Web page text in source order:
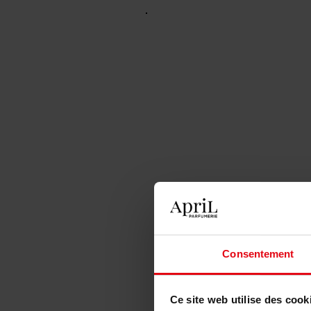
Consentement
Ce site web utilise des